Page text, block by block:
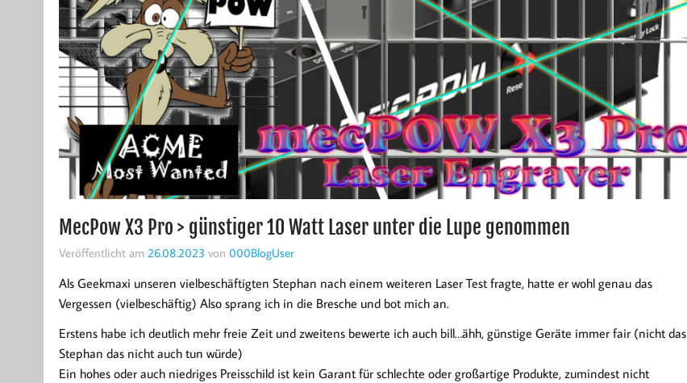
MecPow X3 Pro > günstiger 10 Watt Laser unter die Lupe genommen
Veröffentlicht am 26.08.2023 von 000BlogUser
Als Geekmaxi unseren vielbeschäftigten Stephan nach einem weiteren Laser Test fragte, hatte er wohl genau das
Vergessen (vielbeschäftig) Also sprang ich in die Bresche und bot mich an.
Erstens habe ich deutlich mehr freie Zeit und zweitens bewerte ich auch bill…ähh, günstige Geräte immer fair (nicht das
Stephan das nicht auch tun würde)
Ein hohes oder auch niedriges Preisschild ist kein Garant für schlechte oder großartige Produkte, zumindest nicht